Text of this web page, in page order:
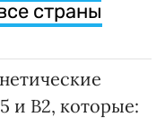
страны
и В2, которые: